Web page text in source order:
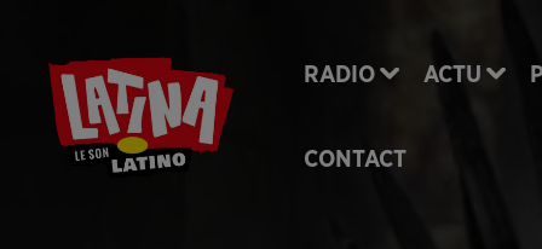
RADIO ACTU
CONTACT